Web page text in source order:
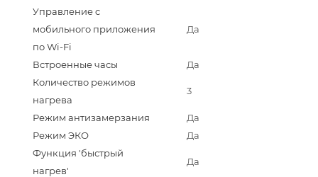
Управление c
мобильного приложения
по Wi-Fi
Да
Встроенные часы
Да
Количество режимов
нагрева
3
Режим антизамерзания
Да
Режим ЭКО
Да
Функция 'быстрый
нагрев'
Да